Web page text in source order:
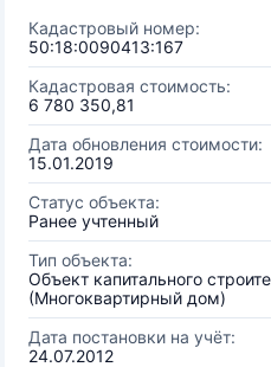
Кадастровый номер:
50:18:0090413:167
Кадастровая стоимость:
6 780 350,81
Дата обновления стоимости:
15.01.2019
Статус объекта:
Ранее учтенный
Тип объекта:
Объект капитального
(Многоквартирный дом)
Дата постановки на учёт:
24.07.2012